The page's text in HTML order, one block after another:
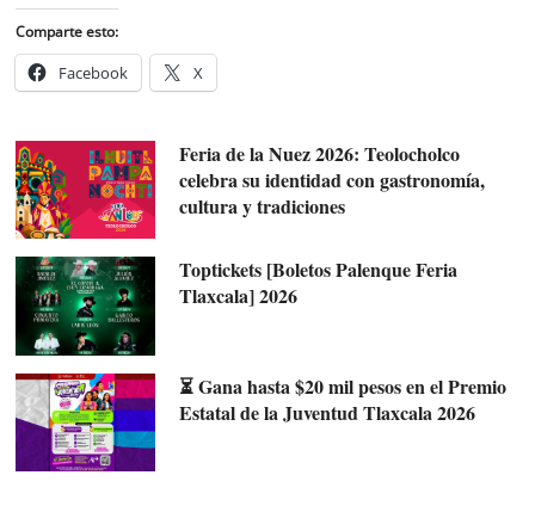
Comparte esto:
Facebook X
Feria de la Nuez 2026: Teolocholco
celebra su identidad con gastronomía,
cultura y tradiciones
Toptickets [Boletos Palenque Feria
Tlaxcala] 2026
⏳ Gana hasta $20 mil pesos en el Premio
Estatal de la Juventud Tlaxcala 2026